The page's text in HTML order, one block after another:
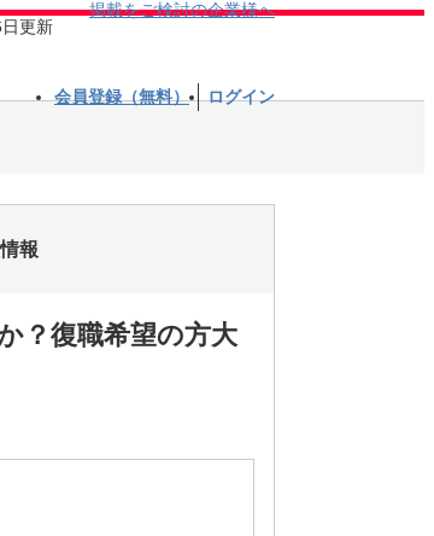
更新
掲載をご検討の企業様へ
会員登録（無料） ログイン
報
？復職希望の方大